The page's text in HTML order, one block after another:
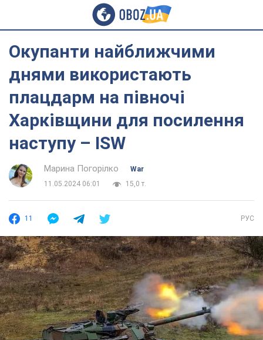
Окупанти найближчими
днями використають
плацдарм на півночі
Харківщини для посилення
наступу – ISW
Марина Погорілко
War
11.05.2024 06:01
15,0 т.
11 РУС